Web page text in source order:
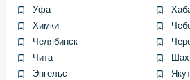
проще заменить пару изношенных
чем возвращаться позже.
Шаг 4. Установка
Уфа
Химки
Челябинск
Чита
Энгельс